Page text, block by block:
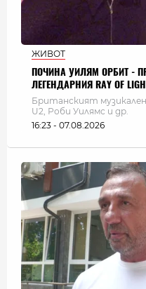
ЖИВОТ
ПОЧИНА УИЛЯМ ОРБИТ -
ЛЕГЕНДАРНИЯ RAY OF
Британският
U2, Роби Уилямс и др.
16:23 - 07.08.2026